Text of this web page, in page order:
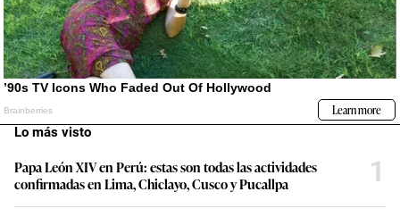
Lo más visto
Papa León XIV en Perú: estas son todas las actividades
confirmadas en Lima, Chiclayo, Cusco y Pucallpa
1